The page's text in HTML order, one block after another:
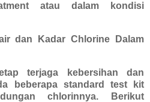
atau dalam kondisi
dan Kadar Chlorine Dalam
terjaga kebersihan dan
beberapa standard test kit
chlorinnya. Berikut